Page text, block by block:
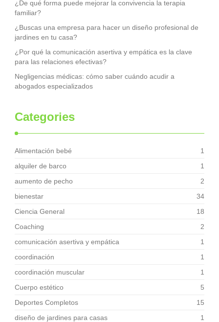
¿De qué forma puede mejorar la convivencia la terapia
familiar?
¿Buscas una empresa para hacer un diseño profesional de
jardines en tu casa?
¿Por qué la comunicación asertiva y empática es la clave
para las relaciones efectivas?
Negligencias médicas: cómo saber cuándo acudir a
abogados especializados
Categories
Alimentación bebé
1
alquiler de barco
1
aumento de pecho
2
bienestar
34
Ciencia General
18
Coaching
2
comunicación asertiva y empática
1
coordinación
1
coordinación muscular
1
Cuerpo estético
5
Deportes Completos
15
diseño de jardines para casas
1